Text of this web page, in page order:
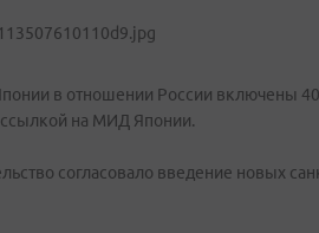
в отношении России включены
на МИД Японии.
согласовало введение новых